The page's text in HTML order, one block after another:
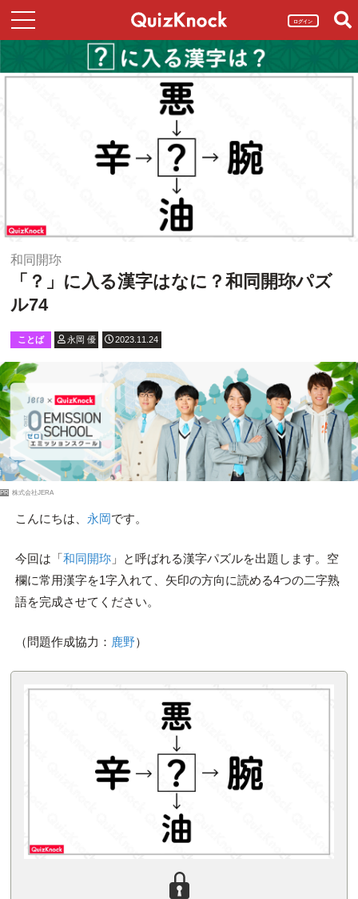
ログイン
和同開珎
「？」に入る漢字はなに？和同開珎パズ
ル74
ことば 永岡 優 2023.11.24
PR 株式会社JERA
こんにちは、 永岡です。
今回は「和同開珎」と呼ばれる漢字パズルを出題します。空
欄に常用漢字を1字入れて、矢印の方向に読める4つの二字熟
語を完成させてください。
（問題作成協力： 鹿野）